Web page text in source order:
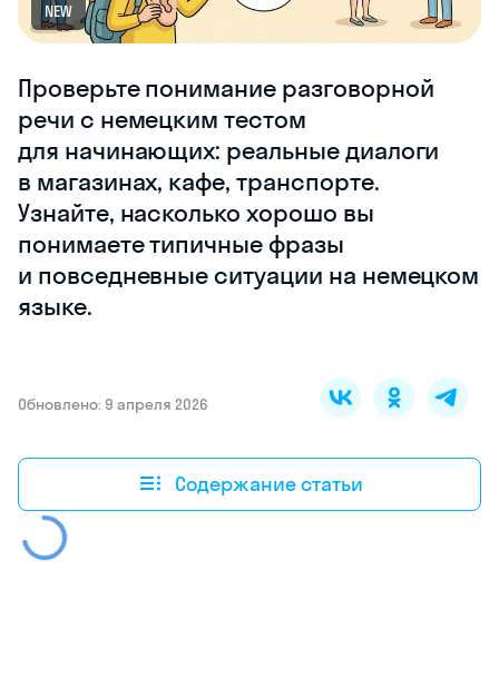
NEW
Проверьте понимание разговорной
речи с немецким тестом
для начинающих: реальные диалоги
в магазинах, кафе, транспорте.
Узнайте, насколько хорошо вы
понимаете типичные фразы
и повседневные ситуации на немецком
языке.
Обновлено: 9 апреля 2026
Содержание статьи